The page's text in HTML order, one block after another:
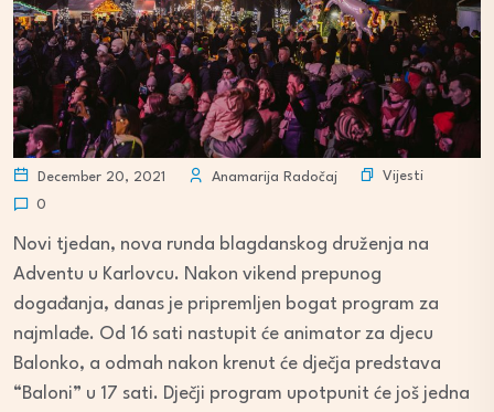
December 20, 2021 Anamarija Radočaj
Vijesti
0
Novi tjedan, nova runda blagdanskog druženja na
Adventu u Karlovcu. Nakon vikend prepunog
događanja, danas je pripremljen bogat program za
najmlađe. Od 16 sati nastupit će animator za djecu
Balonko, a odmah nakon krenut će dječja predstava
“Baloni” u 17 sati. Dječji program upotpunit će još jedna